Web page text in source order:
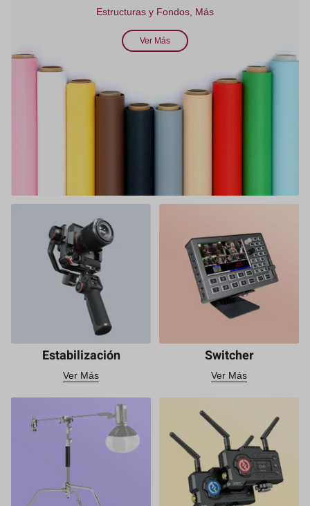
Estructuras y Fondos, Más
Ver Más
Estabilización
Ver Más
Switcher
Ver Más